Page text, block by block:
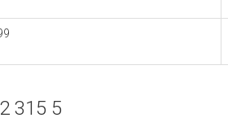
315 5